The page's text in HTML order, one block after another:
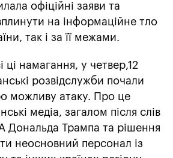
офіційні заяви та
на інформаційне тло
так і за її межами.
ці намагання, у четвер,12
розвідслужби почали
можливу атаку. Про це
медіа, загалом після слів
Дональда Трампа та рішення
неосновний персонал із